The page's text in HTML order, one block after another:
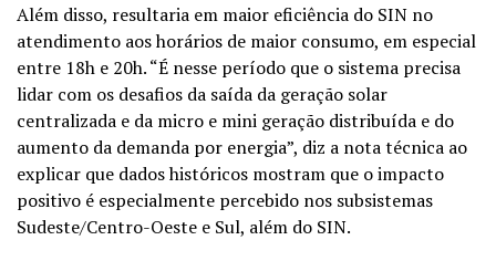
Além disso, resultaria em maior eficiência do SIN no
atendimento aos horários de maior consumo, em especial
entre 18h e 20h. “É nesse período que o sistema precisa
lidar com os desafios da saída da geração solar
centralizada e da micro e mini geração distribuída e do
aumento da demanda por energia”, diz a nota técnica ao
explicar que dados históricos mostram que o impacto
positivo é especialmente percebido nos subsistemas
Sudeste/Centro-Oeste e Sul, além do SIN.